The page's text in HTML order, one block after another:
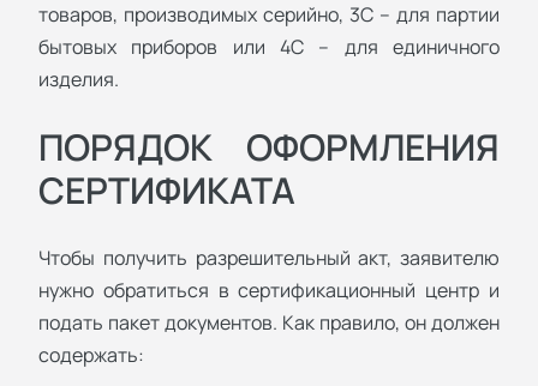
товаров, производимых серийно, 3С – для партии
бытовых приборов или 4С – для единичного
изделия.
ПОРЯДОК ОФОРМЛЕНИЯ
СЕРТИФИКАТА
Чтобы получить разрешительный акт, заявителю
нужно обратиться в сертификационный центр и
подать пакет документов. Как правило, он должен
содержать: